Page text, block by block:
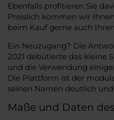
Ebenfalls profitieren Sie
Preislich kommen wir
beim Kauf gerne auch
Ein Neuzugang? Die
2021 debütierte das kleine
und die Verwendung
Die Plattform ist der
seinen Namen deutlich
Maße und Daten